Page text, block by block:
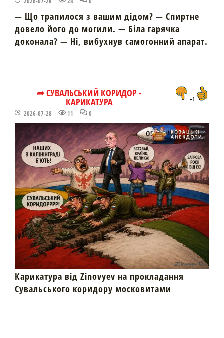
— Що трапилося з вашим дідом? — Спиртне
довело його до могили. — Біла гарячка
доконала? — Ні, вибухнув самогонний апарат.
➦ СУВАЛЬСЬКИЙ КОРИДОР -
КАРИКАТУРА
2026-07-28 11 0
+1
Карикатура від Zinovyev на прокладання
Сувальського коридору московитами